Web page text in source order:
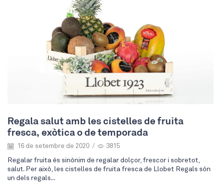
Regala salut amb les cistelles de fruita
fresca, exòtica o de temporada
16 de setembre de 2020 / 3815
Regalar fruita és sinònim de regalar dolçor, frescor i sobretot,
salut. Per això, les cistelles de fruita fresca de Llobet Regals són
un dels regals...